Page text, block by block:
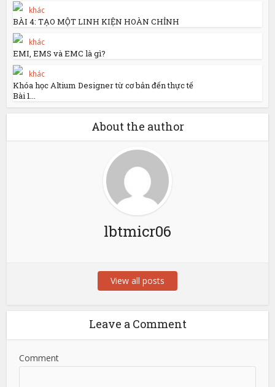
khác
BÀI 4: TẠO MỘT LINH KIỆN HOÀN CHỈNH
khác
EMI, EMS và EMC là gì?
khác
Khóa học Altium Designer từ cơ bản đến thực tế
Bài 1...
About the author
lbtmicr06
View all posts
Leave a Comment
Comment